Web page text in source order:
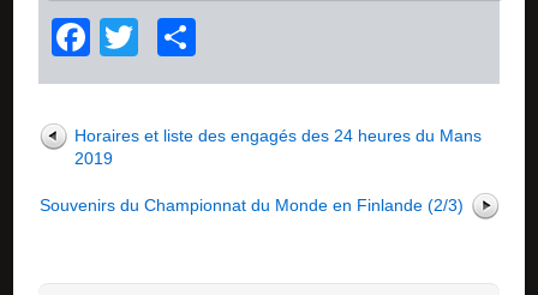
Facebook
Twitter
Horaires et liste des engagés des 24 heures du Mans
2019
Souvenirs du Championnat du Monde en Finlande (2/3)